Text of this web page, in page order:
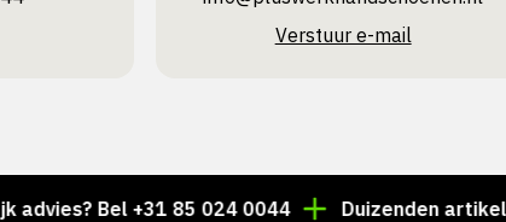
Verstuur e-mail
Bel +31 85 024 0044 Duizenden artikelen